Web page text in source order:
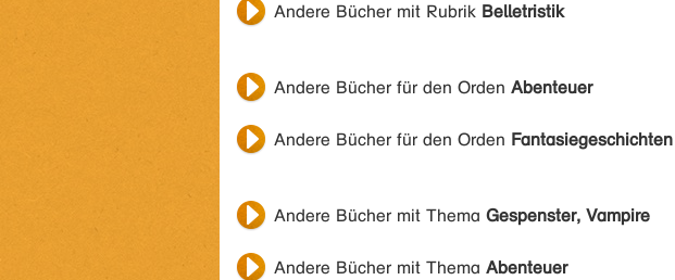
Andere Bücher mit Rubrik Belletristik
Andere Bücher für den Orden Abenteuer
Andere Bücher für den Orden Fantasiegeschichten
Andere Bücher mit Thema Gespenster, Vampire
Andere Bücher mit Thema Abenteuer